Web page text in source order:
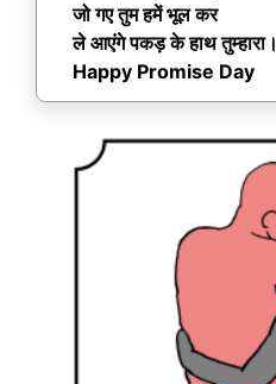
जो गए तुम हमें भूल कर
ले आएंगे पकड़ के हाथ तुम्हारा।
Happy Promise Day